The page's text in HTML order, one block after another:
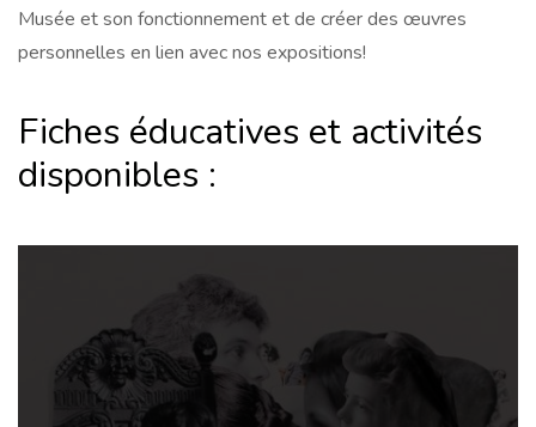
Musée et son fonctionnement et de créer des œuvres
personnelles en lien avec nos expositions!
Fiches éducatives et activités
disponibles :